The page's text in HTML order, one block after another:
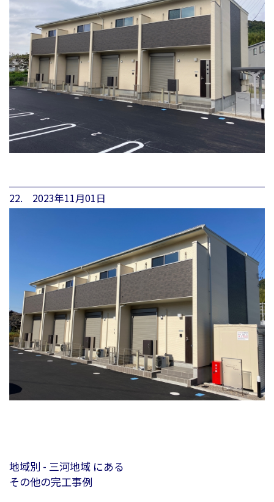
22. 2023年11月01日
地域別 - 三河地域 にある
その他の完工事例